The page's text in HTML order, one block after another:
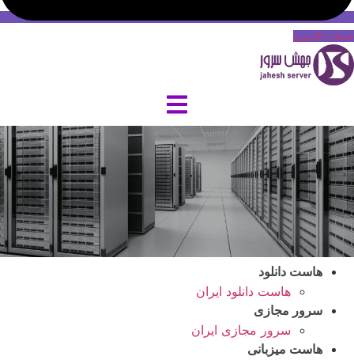
حساب کاربری
هاست دانلود
هاست دانلود ایران
سرور مجازی
سرور مجازی ایران
هاست میزبانی